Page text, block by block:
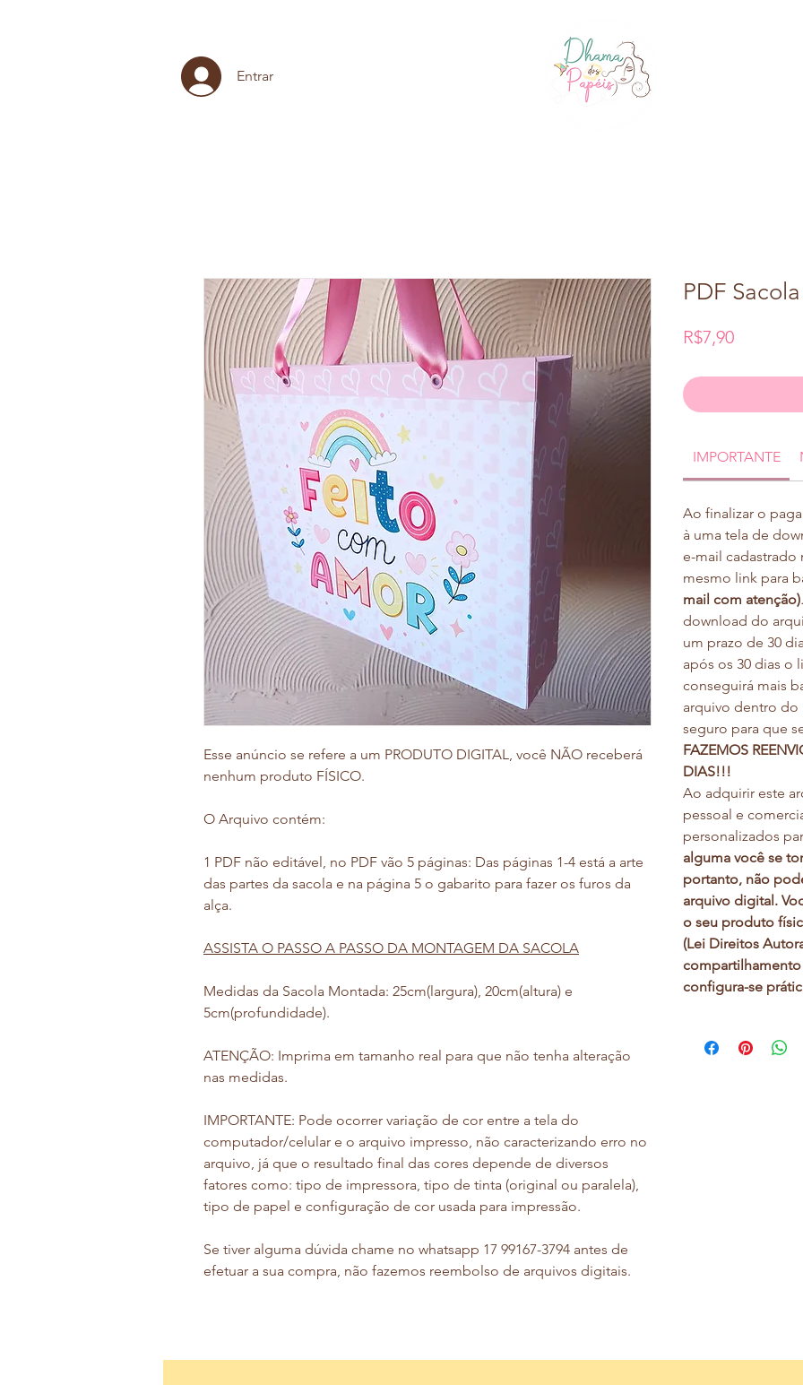
Entrar
Esse anúncio se refere a um PRODUTO DIGITAL, você NÃO receberá
nenhum produto FÍSICO.
O Arquivo contém:
1 PDF não editável, no PDF vão 5 páginas: Das páginas 1-4 está a arte
das partes da sacola e na página 5 o gabarito para fazer os furos da
alça.
ASSISTA O PASSO A PASSO DA MONTAGEM DA SACOLA
Medidas da Sacola Montada: 25cm(largura), 20cm(altura) e
5cm(profundidade).
ATENÇÃO: Imprima em tamanho real para que não tenha alteração
nas medidas.
IMPORTANTE: Pode ocorrer variação de cor entre a tela do
computador/celular e o arquivo impresso, não caracterizando erro no
arquivo, já que o resultado final das cores depende de diversos
fatores como: tipo de impressora, tipo de tinta (original ou paralela),
tipo de papel e configuração de cor usada para impressão.
Se tiver alguma dúvida chame no whatsapp 17 99167-3794 antes de
efetuar a sua compra, não fazemos reembolso de arquivos digitais.
PDF
R$7,90Price
IMPORTANTE
Ao finalizar o
à uma tela de
e-mail
mesmo link para
mail com atenção).
download do
um prazo de 30
após os 30 dias o
conseguirá mais
arquivo dentro do
seguro para que
FAZEMOS
DIAS!!!
Ao adquirir este
pessoal e
personalizados
alguma você se
portanto, não
arquivo digital.
o seu produto
(Lei Direitos
configura-se